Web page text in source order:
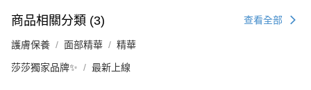
每筆HK$20.00，滿HK$100.00或以上免運費
澳門地區配送 - 確認發貨後1-4個工作天送達
商品相關分類 (3) 查看全部
護膚保養 面部精華 精華
莎莎獨家品牌✨ 最新上線